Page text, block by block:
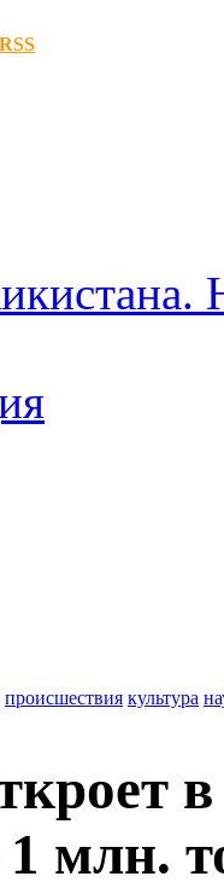
RSS
происшествия культура
млн.